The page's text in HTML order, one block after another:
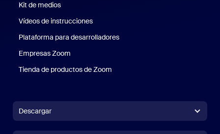
Kit de medios
Vídeos de instrucciones
Plataforma para desarrolladores
Empresas Zoom
Tienda de productos de Zoom
Descargar